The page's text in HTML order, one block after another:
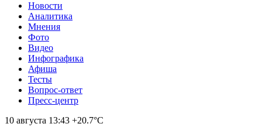
Новости
Аналитика
Мнения
Фото
Видео
Инфографика
Афиша
Тесты
Вопрос-ответ
Пресс-центр
10 августа 13:43 +20.7°С